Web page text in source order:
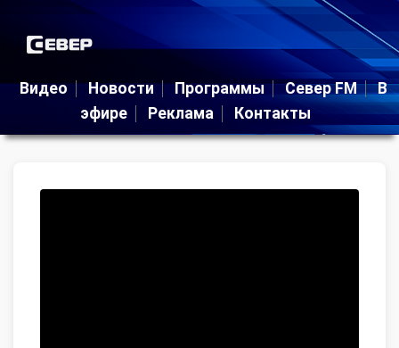
Видео Новости Программы Север FM
В
эфире
Реклама Контакты